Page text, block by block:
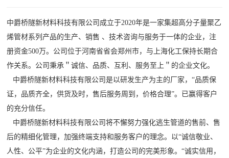
中爵桥隧新材料科技有限公司成立于2020年是一家集超高分子量聚乙
烯管材系列产品的生产、销售 、技术咨询与服务于一体的企业，注
册资金500万。公司位于河南省省会郑州市，与上海化工保持长期合
作关系。公司秉承＂诚信、品质、互利、服务至上＂的企业文化。
中爵桥隧新材料科技有限公司是以研发生产为主的厂家，“品质保
证，品质齐全，供货及时，售后服务周到，价格合理”。已赢得客户
的充分信任。
中爵桥隧新材料科技有限公司将不懈努力强化逃生管道的售前、售
后的精细化管理，加强终端支持和服务客户的理念。以“诚信敬业、
人性、公平”为企业的文化内涵，打造公司的完美形象。“诚实信用，